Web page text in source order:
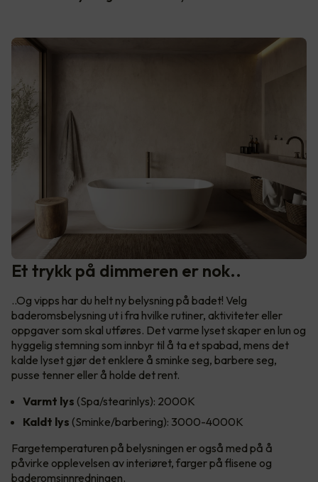
Et trykk på dimmeren er nok..
..Og vipps har du helt ny belysning på badet! Velg
baderomsbelysning ut i fra hvilke rutiner, aktiviteter eller
oppgaver som skal utføres. Det varme lyset skaper en lun og
hyggelig stemning som innbyr til å ta et spabad, mens det
kalde lyset gjør det enklere å sminke seg, barbere seg,
pusse tenner eller å holde det rent.
Varmt lys (Spa/stearinlys): 2000K
Kaldt lys (Sminke/barbering): 3000-4000K
Fargetemperaturen på belysningen er også med på å
påvirke opplevelsen av interiøret, farger på flisene og
baderomsinnredningen.